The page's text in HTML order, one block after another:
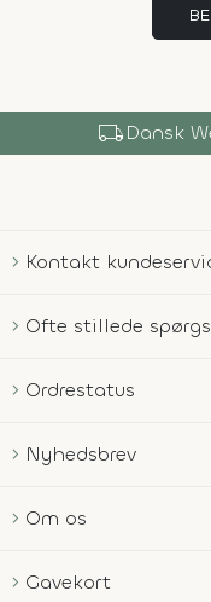
local_shippingDansk
Kontakt
Ofte stillede
Ordrestatus
Nyhedsbrev
Om os
Gavekort